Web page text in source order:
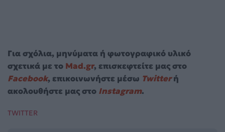
Για σχόλια, μηνύματα ή φωτογραφικό υλικό
σχετικά με το Mad.gr, επισκεφτείτε μας στο
Facebook, επικοινωνήστε μέσω Twitterή
ακολουθήστε μας στο Instagram.
TWITTER